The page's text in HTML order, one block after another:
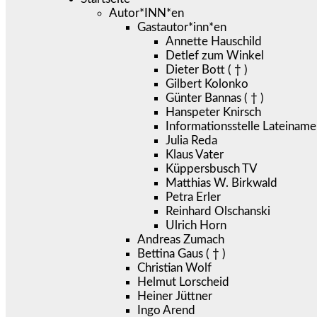
Autor*INN*en
Gastautor*inn*en
Annette Hauschild
Detlef zum Winkel
Dieter Bott ( † )
Gilbert Kolonko
Günter Bannas ( † )
Hanspeter Knirsch
Informationsstelle
Julia Reda
Klaus Vater
Küppersbusch TV
Matthias W. Birkwald
Petra Erler
Reinhard Olschanski
Ulrich Horn
Andreas Zumach
Bettina Gaus ( † )
Christian Wolf
Helmut Lorscheid
Heiner Jüttner
Ingo Arend